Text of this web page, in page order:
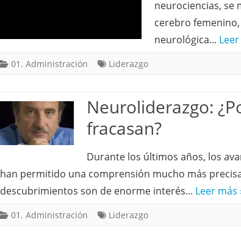
neurociencias, se
cerebro
neurológica...
01. Administración Liderazgo
Neuroliderazgo:
fracasan?
Durante los últimos años, los
han permitido una comprensión mucho más
descubrimientos son de enorme interés... Leer más
01. Administración Liderazgo